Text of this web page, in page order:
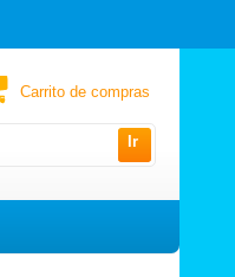
Ir
Carrito de compras